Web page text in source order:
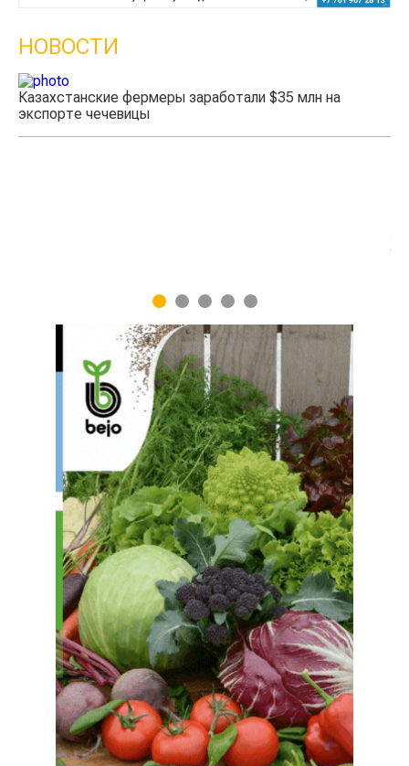
НОВОСТИ
Казахстанские фермеры заработали $35 млн на
экспорте чечевицы
1 2 3 4 5